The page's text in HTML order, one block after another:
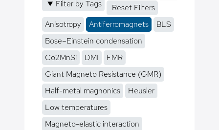
Filter by Tags
Reset Filters
Anisotropy
Antiferromagnets
BLS
Bose–Einstein condensation
Co2MnSi
DMI
FMR
Giant Magneto Resistance (GMR)
Half-metal magnonics
Heusler
Low temperatures
Magneto-elastic interaction